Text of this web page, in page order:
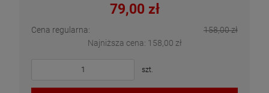
79,00 zł
Cena regularna:
158,00 zł
Najniższa cena: 158,00 zł
szt.